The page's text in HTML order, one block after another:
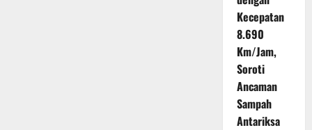
Kecepatan
8.690
Km/Jam,
Soroti
Ancaman
Sampah
Antariksa